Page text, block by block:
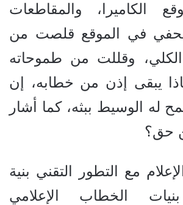
الكاميرا، والمقاطعات
في الموقع قلصت من
وقللت من طموحاته
يبقى إذن من خطابه، إن
له الوسيط ببثه، كما أشار
حق؟
مع التطور التقني بنية
الخطاب الإعلامي